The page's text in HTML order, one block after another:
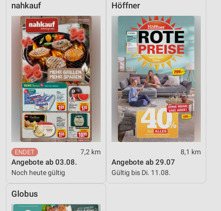
nahkauf
7,2 km
Angebote ab 03.08.
Noch heute gültig
Höffner
8,1 km
Angebote ab 29.07
Gültig bis Di. 11.08.
Globus